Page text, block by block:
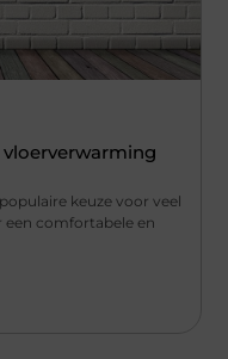
keuze voor veel
comfortabele en